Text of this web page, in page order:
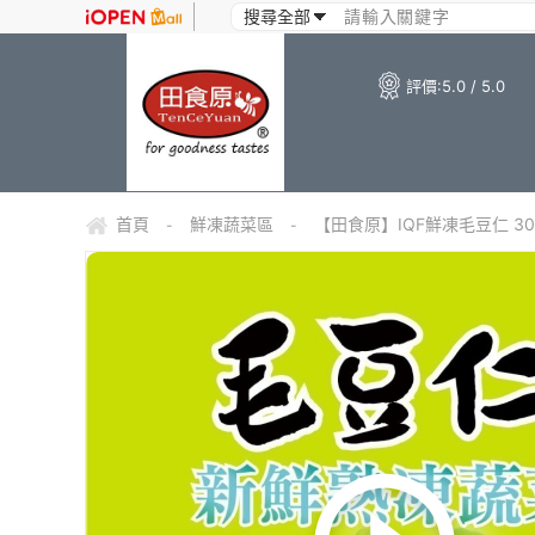
評價:5.0 / 5.0
首頁 - 鮮凍蔬菜區 - 【田食原】IQF鮮凍毛豆仁